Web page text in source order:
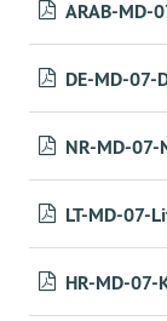
ARAB-MD-
DE-MD-07-
NR-MD-
LT-MD-07-
HR-MD-